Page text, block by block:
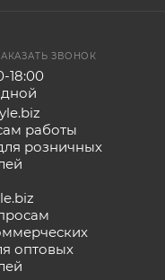
ЗВОНОК
18:00
работы
розничных
оптовых